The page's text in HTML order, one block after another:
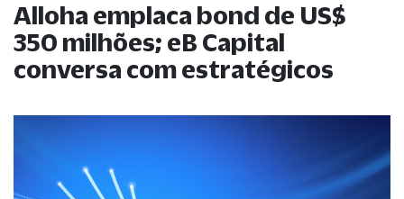
Alloha emplaca bond de US$
350 milhões; eB Capital
conversa com estratégicos